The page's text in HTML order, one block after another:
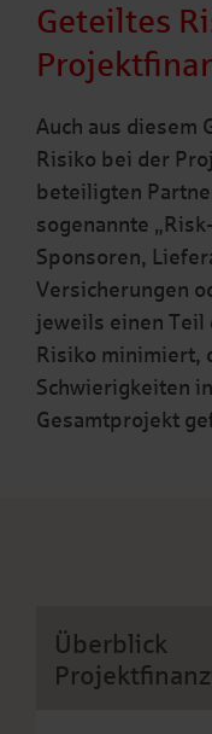
Geteiltes
Auch aus diesem
Risiko bei der
beteiligten
sogenannte
Sponsoren,
Versicherungen
jeweils einen Teil
Risiko minimiert,
Schwierigkeiten
Gesamtprojekt
Überblick